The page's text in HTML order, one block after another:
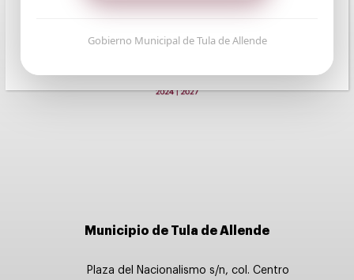
Municipio de Tula de Allende
Plaza del Nacionalismo s/n, col. Centro
Gobierno Municipal de Tula de Allende